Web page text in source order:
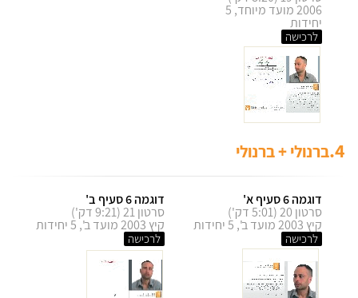
2006 מועד מיוחד, 5
יחידות
לרכישה
4. ברנולי + ברנולי
דוגמה 6 סעיף א'
סרטון 20 (5:01 דק')
קיץ 2003 מועד ב', 5 יחידות
לרכישה
דוגמה 6 סעיף ב'
סרטון 21 (9:21 דק')
קיץ 2003 מועד ב', 5 יחידות
לרכישה